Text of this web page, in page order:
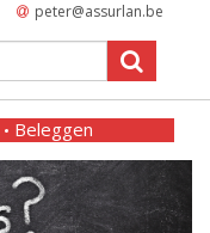
peter@assurlan.be
Beleggen